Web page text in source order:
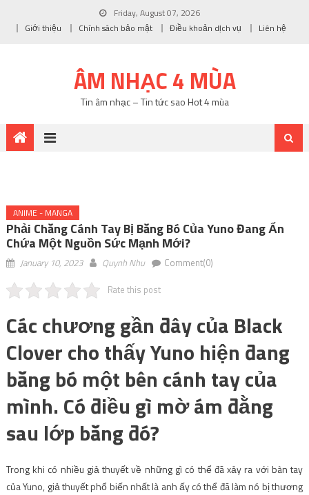
Friday, August 07, 2026
Giới thiệu
Chính sách bảo mật Điều khoản dịch vụ Liên hệ
ÂM NHẠC 4 MÙA
Tin âm nhạc – Tin tức sao Hot 4 mùa
ANIME - MANGA
Phải Chăng Cánh Tay Bị Băng Bó Của Yuno Đang Ẩn
Chứa Một Nguồn Sức Mạnh Mới?
January 10, 2023 Quynh Nhu Comment(0)
Rate this post
Các chương gần đây của Black
Clover cho thấy Yuno hiện đang
băng bó một bên cánh tay của
mình. Có điều gì mờ ám đằng
sau lớp băng đó?
Trong khi có nhiều giả thuyết về những gì có thể đã xảy ra với bàn tay
của Yuno, giả thuyết phổ biến nhất là anh ấy có thể đã làm nó bị thương